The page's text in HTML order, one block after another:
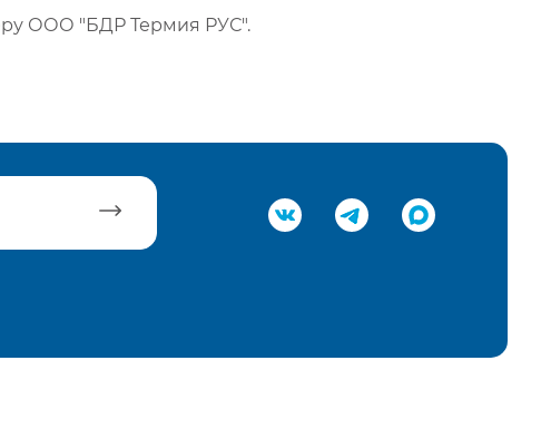
ООО "БДР Термия РУС".